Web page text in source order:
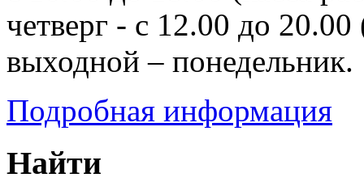
четверг - с 12.00 до
выходной – понедельник.
Подробная информация
Найти